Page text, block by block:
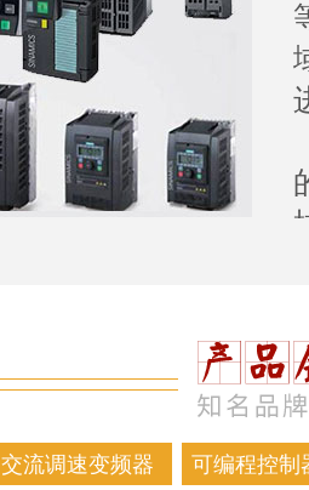
交流调速变频器 可编程控制